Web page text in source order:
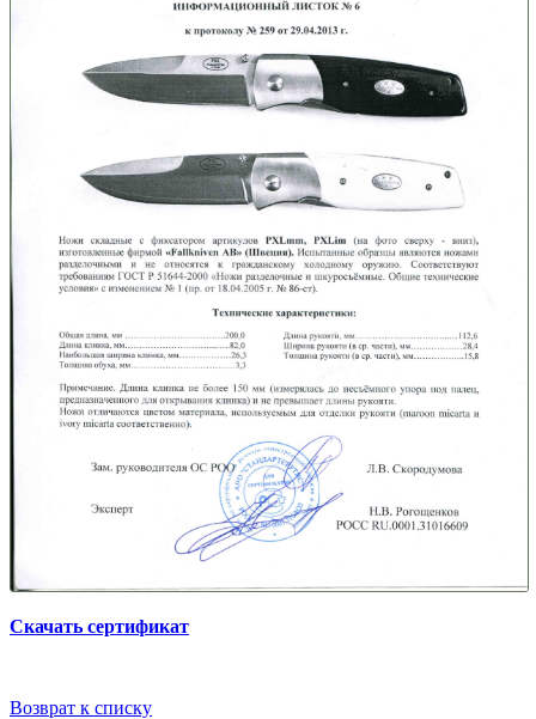
Скачать сертификат
Возврат к списку